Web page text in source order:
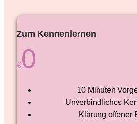
Zum Kennenlernen
€0
10 Minuten
Unverbindliches
Klärung offener